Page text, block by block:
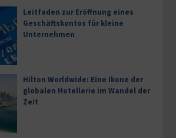
Leitfaden zur Eröffnung eines
Geschäftskontos für kleine
Unternehmen
Hilton Worldwide: Eine Ikone der
globalen Hotellerie im Wandel der
Zeit